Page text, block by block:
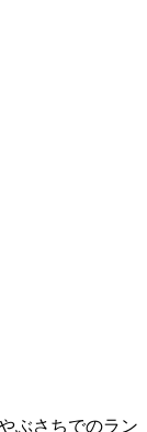
ぶさちでのラン